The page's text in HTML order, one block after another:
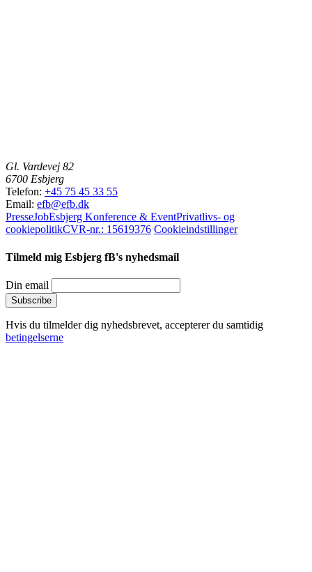
Gl. Vardevej 82
6700 Esbjerg
Telefon: +45 75 45 33 55
Email: efb@efb.dk
PresseJobEsbjerg Konference & EventPrivatlivs- og
cookiepolitikCVR-nr.: 15619376 Cookieindstillinger
Tilmeld mig Esbjerg fB's nyhedsmail
Din email
Hvis du tilmelder dig nyhedsbrevet, accepterer du samtidig
betingelserne